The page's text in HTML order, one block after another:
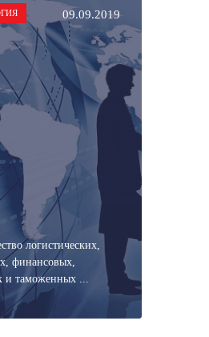
09.09.2019
логистических,
финансовых,
и таможенных ...